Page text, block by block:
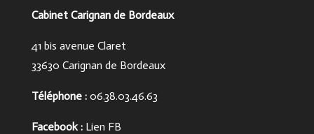
Cabinet Carignan de Bordeaux
41 bis avenue Claret
33630 Carignan de Bordeaux
Téléphone : 06.38.03.46.63
Facebook : Lien FB